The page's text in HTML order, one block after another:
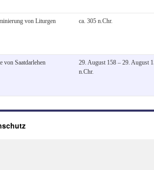
von Liturgen ca. 305 n.Chr.
von Saatdarlehen
29. August 158 – 29. August
n.Chr.